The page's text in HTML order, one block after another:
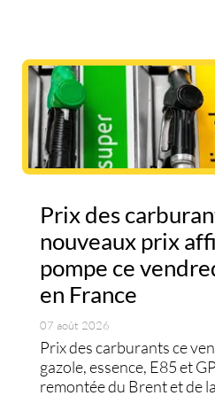
Prix des
nouveaux prix
pompe ce
en France
07 août 2026
Prix des carburants ce
gazole, essence, E85 et
remontée du Brent et de